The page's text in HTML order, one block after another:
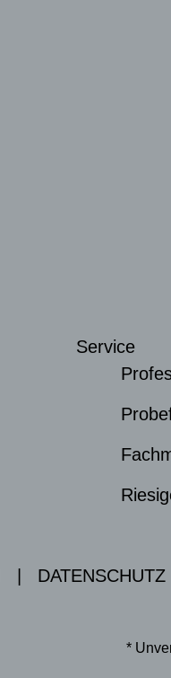
Service
DATENSCHUTZ
*